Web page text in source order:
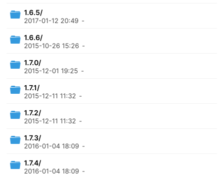
1.6.5/
2017-01-12 20:49 -
1.6.6/
2015-10-26 15:26 -
1.7.0/
2015-12-01 19:25 -
1.7.1/
2015-12-11 11:32 -
1.7.2/
2015-12-11 11:32 -
1.7.3/
2016-01-04 18:09 -
1.7.4/
2016-01-04 18:09 -